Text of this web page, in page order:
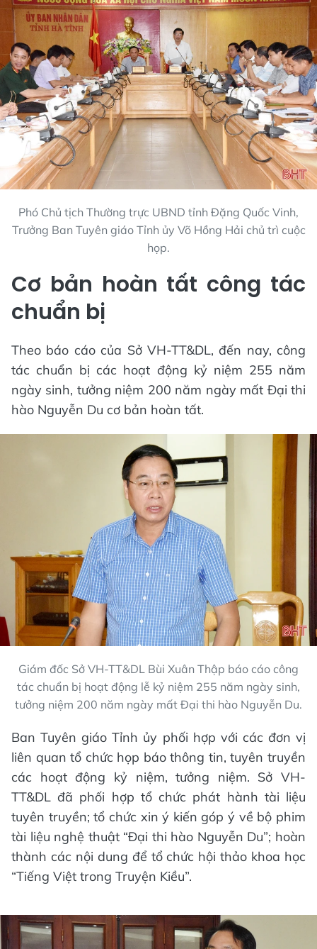
Phó Chủ tịch Thường trực UBND tỉnh Đặng Quốc Vinh,
Trưởng Ban Tuyên giáo Tỉnh ủy Võ Hồng Hải chủ trì cuộc
họp.
Cơ bản hoàn tất công tác
chuẩn bị
Theo báo cáo của Sở VH-TT&DL, đến nay, công
tác chuẩn bị các hoạt động kỷ niệm 255 năm
ngày sinh, tưởng niệm 200 năm ngày mất Đại thi
hào Nguyễn Du cơ bản hoàn tất.
Giám đốc Sở VH-TT&DL Bùi Xuân Thập báo cáo công
tác chuẩn bị hoạt động lễ kỷ niệm 255 năm ngày sinh,
tưởng niệm 200 năm ngày mất Đại thi hào Nguyễn Du.
Ban Tuyên giáo Tỉnh ủy phối hợp với các đơn vị
liên quan tổ chức họp báo thông tin, tuyên truyền
các hoạt động kỷ niệm, tưởng niệm. Sở VH-
TT&DL đã phối hợp tổ chức phát hành tài liệu
tuyên truyền; tổ chức xin ý kiến góp ý về bộ phim
tài liệu nghệ thuật “Đại thi hào Nguyễn Du”; hoàn
thành các nội dung để tổ chức hội thảo khoa học
“Tiếng Việt trong Truyện Kiều”.